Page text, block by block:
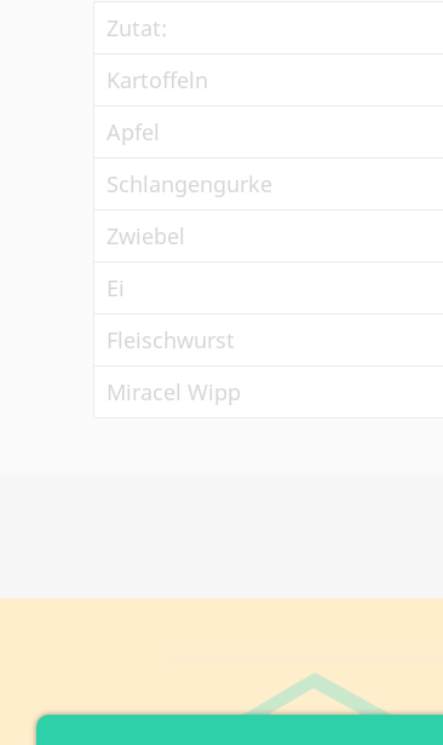
Zutat:
Kartoffeln
Apfel
Schlangengurke
Zwiebel
Ei
Fleischwurst
Miracel Wipp